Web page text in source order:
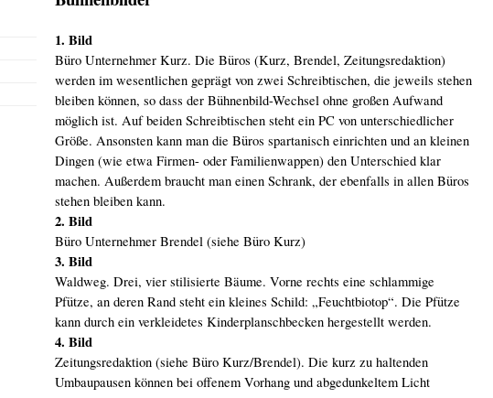
1. Bild
Büro Unternehmer Kurz. Die Büros (Kurz, Brendel, Zeitungsredaktion)
werden im wesentlichen geprägt von zwei Schreibtischen, die jeweils stehen
bleiben können, so dass der Bühnenbild-Wechsel ohne großen Aufwand
möglich ist. Auf beiden Schreibtischen steht ein PC von unterschiedlicher
Größe. Ansonsten kann man die Büros spartanisch einrichten und an kleinen
Dingen (wie etwa Firmen- oder Familienwappen) den Unterschied klar
machen. Außerdem braucht man einen Schrank, der ebenfalls in allen Büros
stehen bleiben kann.
2. Bild
Büro Unternehmer Brendel (siehe Büro Kurz)
3. Bild
Waldweg. Drei, vier stilisierte Bäume. Vorne rechts eine schlammige
Pfütze, an deren Rand steht ein kleines Schild: „Feuchtbiotop“. Die Pfütze
kann durch ein verkleidetes Kinderplanschbecken hergestellt werden.
4. Bild
Zeitungsredaktion (siehe Büro Kurz/Brendel). Die kurz zu haltenden
Umbaupausen können bei offenem Vorhang und abgedunkeltem Licht